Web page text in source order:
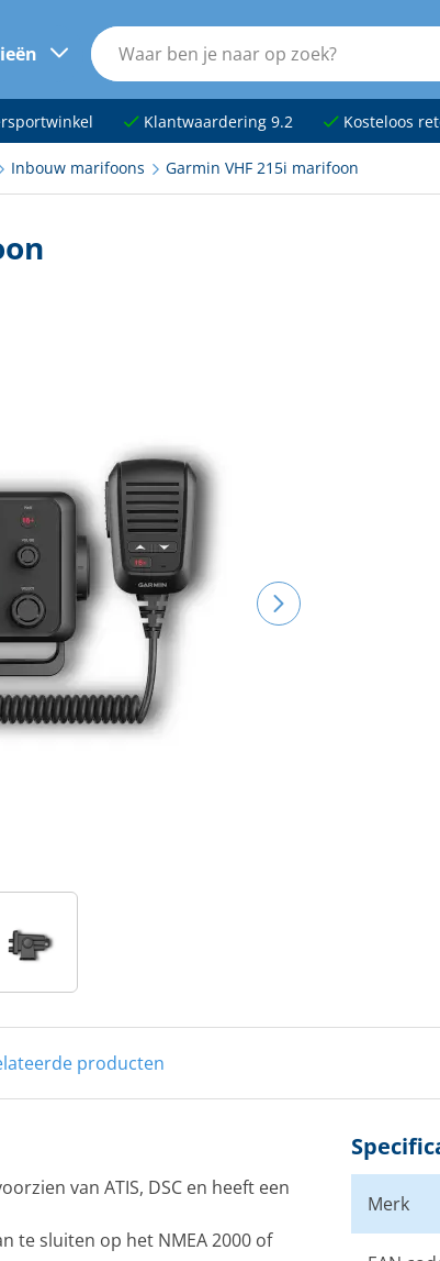
Klantwaardering 9.2 Kosteloos
Inbouw marifoons Garmin VHF 215i marifoon
producten
van ATIS, DSC en heeft een
te sluiten op het NMEA 2000 of
Merk